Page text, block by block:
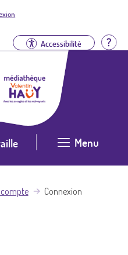
Accessibilité
Menu
Connexion